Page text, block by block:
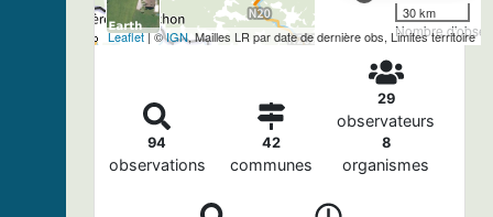
Nombre
30 km
Leaflet| ©IGN, Mailles LR par date de dernière obs, Limites territoire
94
observations
42
communes
29
observateurs
8
organismes